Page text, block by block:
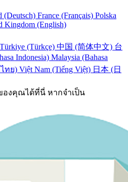
(Deutsch) France (Français) Polska
Kingdom (English)
Türkiye (Türkçe) 中国 (简体中文) 台
Indonesia) Malaysia (Bahasa
ทย) Việt Nam (Tiếng Việt) 日本 (日
งคุณได้ที่นี่ หากจำเป็น